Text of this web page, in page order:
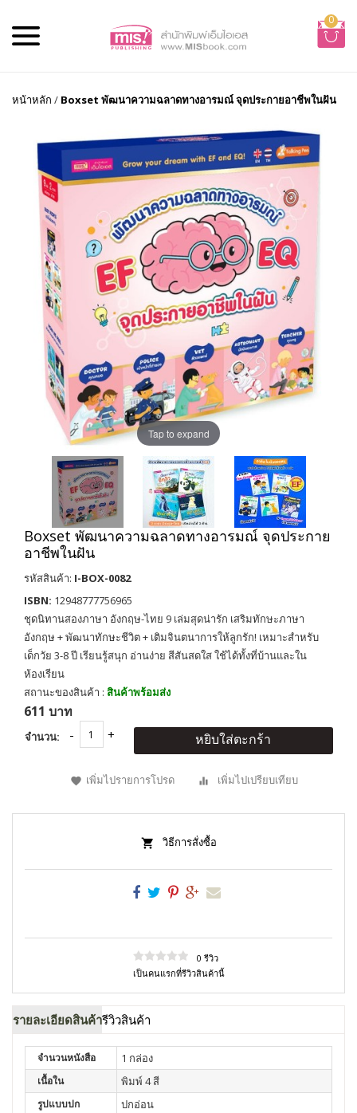
0
หน้าหลัก / Boxset พัฒนาความฉลาดทางอารมณ์ จุดประกายอาชีพในฝัน
Tap to expand
Boxset พัฒนาความฉลาดทางอารมณ์ จุดประกาย
อาชีพในฝัน
รหัสสินค้า: I-BOX-0082
ISBN: 12948777756965
ชุดนิทานสองภาษา อังกฤษ-ไทย 9 เล่มสุดน่ารัก เสริมทักษะภาษา
อังกฤษ + พัฒนาทักษะชีวิต + เติมจินตนาการให้ลูกรัก! เหมาะสำหรับ
เด็กวัย 3-8 ปี เรียนรู้สนุก อ่านง่าย สีสันสดใส ใช้ได้ทั้งที่บ้านและใน
ห้องเรียน
สถานะของสินค้า : สินค้าพร้อมส่ง
611 บาท
จำนวน: หยิบใส่ตะกร้า
เพิ่มไปรายการโปรด เพิ่มไปเปรียบเทียบ
วิธีการสั่งซื้อ
0 รีวิว
เป็นคนแรกที่รีวิวสินค้านี้
รายละเอียดสินค้ารีวิวสินค้า
จำนวนหนังสือ 1 กล่อง
เนื้อใน พิมพ์ 4 สี
รูปแบบปก ปกอ่อน